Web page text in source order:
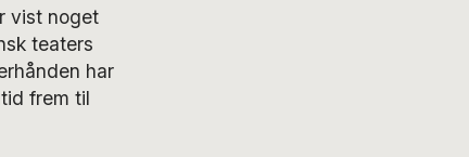
vist noget
teaters
har
frem til